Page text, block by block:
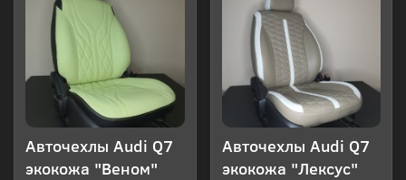
Авточехлы Audi Q7
экокожа "Веном"
Авточехлы Audi Q7
экокожа "Лексус"